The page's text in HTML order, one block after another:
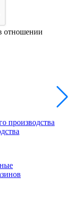
отношении
производства